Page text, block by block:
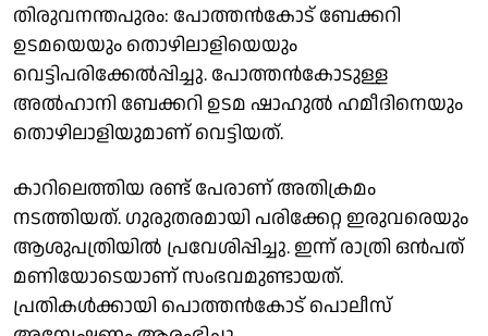
തിരുവനന്തപുരം: പോത്തൻകോട് ബേക്കറി
ഉടമയെയും തൊഴിലാളിയെയും
വെട്ടിപരിക്കേൽപ്പിച്ചു. പോത്തൻകോടുള്ള
അൽഹാനി ബേക്കറി ഉടമ ഷാഹുൽ ഹമീദിനെയും
തൊഴിലാളിയുമാണ് വെട്ടിയത്.
കാറിലെത്തിയ രണ്ട് പേരാണ് അതിക്രമം
നടത്തിയത്‌. ഗുരുതരമായി പരിക്കേറ്റ ഇരുവരെയും
ആശുപത്രിയിൽ പ്രവേശിപ്പിച്ചു. ഇന്ന് രാത്രി ഒൻപത്
മണിയോടെയാണ് സംഭവമുണ്ടായത്.
പ്രതികൾക്കായി പൊത്തൻകോട് പൊലീസ്